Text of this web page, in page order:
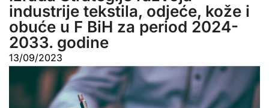
industrije tekstila, odjeće, kože i
obuće u F BiH za period 2024-
2033. godine
13/09/2023